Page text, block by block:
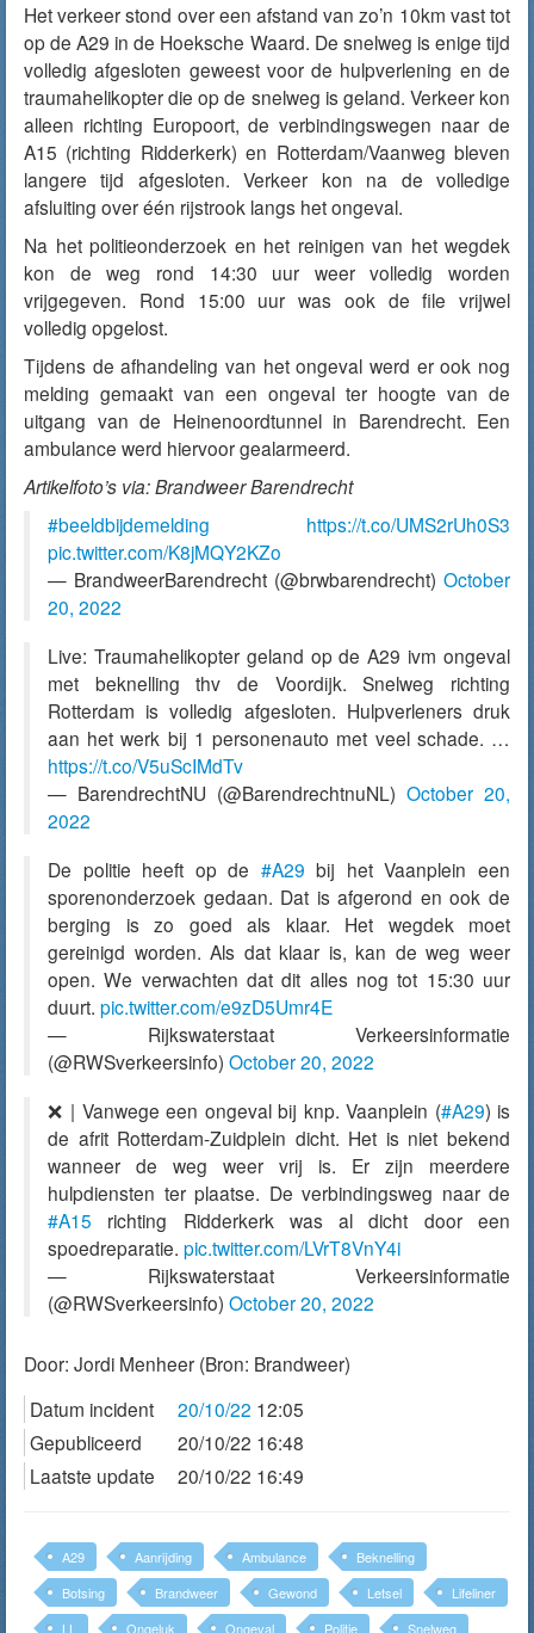
Het verkeer stond over een afstand van zo’n 10km vast tot
op de A29 in de Hoeksche Waard. De snelweg is enige tijd
volledig afgesloten geweest voor de hulpverlening en de
traumahelikopter die op de snelweg is geland. Verkeer kon
alleen richting Europoort, de verbindingswegen naar de
A15 (richting Ridderkerk) en Rotterdam/Vaanweg bleven
langere tijd afgesloten. Verkeer kon na de volledige
afsluiting over één rijstrook langs het ongeval.
Na het politieonderzoek en het reinigen van het wegdek
kon de weg rond 14:30 uur weer volledig worden
vrijgegeven. Rond 15:00 uur was ook de file vrijwel
volledig opgelost.
Tijdens de afhandeling van het ongeval werd er ook nog
melding gemaakt van een ongeval ter hoogte van de
uitgang van de Heinenoordtunnel in Barendrecht. Een
ambulance werd hiervoor gealarmeerd.
Artikelfoto’s via: Brandweer Barendrecht
#beeldbijdemelding
https://t.co/UMS2rUh0S3
pic.twitter.com/K8jMQY2KZo
— BrandweerBarendrecht (@brwbarendrecht) October
20, 2022
Live: Traumahelikopter geland op de A29 ivm ongeval
met beknelling thv de Voordijk. Snelweg richting
Rotterdam is volledig afgesloten. Hulpverleners druk
aan het werk bij 1 personenauto met veel schade. …
https://t.co/V5uScIMdTv
— BarendrechtNU (@BarendrechtnuNL) October 20,
2022
De politie heeft op de #A29 bij het Vaanplein een
sporenonderzoek gedaan. Dat is afgerond en ook de
berging is zo goed als klaar. Het wegdek moet
gereinigd worden. Als dat klaar is, kan de weg weer
open. We verwachten dat dit alles nog tot 15:30 uur
duurt. pic.twitter.com/e9zD5Umr4E
— Rijkswaterstaat Verkeersinformatie
(@RWSverkeersinfo) October 20, 2022
❌ | Vanwege een ongeval bij knp. Vaanplein (#A29) is
de afrit Rotterdam-Zuidplein dicht. Het is niet bekend
wanneer de weg weer vrij is. Er zijn meerdere
hulpdiensten ter plaatse. De verbindingsweg naar de
#A15 richting Ridderkerk was al dicht door een
spoedreparatie. pic.twitter.com/LVrT8VnY4i
— Rijkswaterstaat Verkeersinformatie
(@RWSverkeersinfo) October 20, 2022
Door: Jordi Menheer (Bron: Brandweer)
Datum incident
20/10/22 12:05
Gepubliceerd
20/10/22 16:48
Laatste update
20/10/22 16:49
A29 Aanrijding Ambulance
Beknelling
Botsing
Brandweer Gewond Letsel
Lifeliner
LL
Ongeluk Ongeval Politie Snelweg